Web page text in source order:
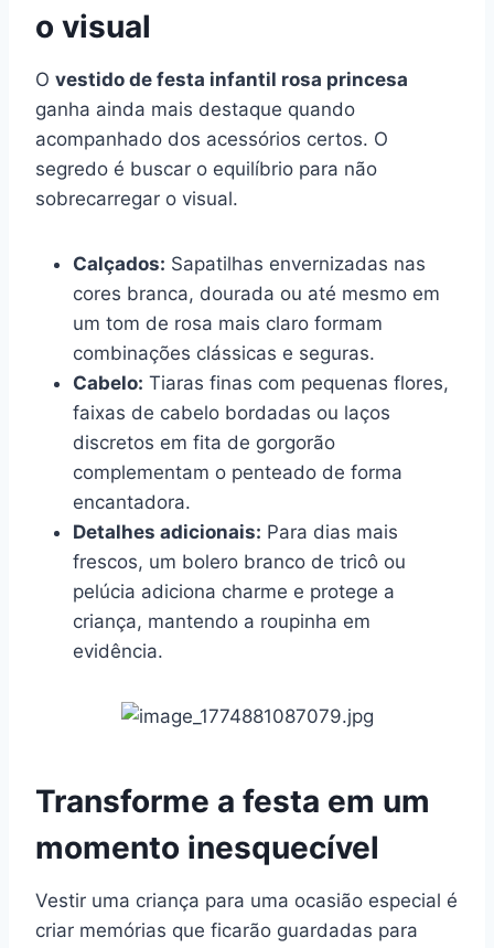
o visual
O vestido de festa infantil rosa princesa
ganha ainda mais destaque quando
acompanhado dos acessórios certos. O
segredo é buscar o equilíbrio para não
sobrecarregar o visual.
Calçados: Sapatilhas envernizadas nas
cores branca, dourada ou até mesmo em
um tom de rosa mais claro formam
combinações clássicas e seguras.
Cabelo: Tiaras finas com pequenas flores,
faixas de cabelo bordadas ou laços
discretos em fita de gorgorão
complementam o penteado de forma
encantadora.
Detalhes adicionais: Para dias mais
frescos, um bolero branco de tricô ou
pelúcia adiciona charme e protege a
criança, mantendo a roupinha em
evidência.
Transforme a festa em um
momento inesquecível
Vestir uma criança para uma ocasião especial é
criar memórias que ficarão guardadas para